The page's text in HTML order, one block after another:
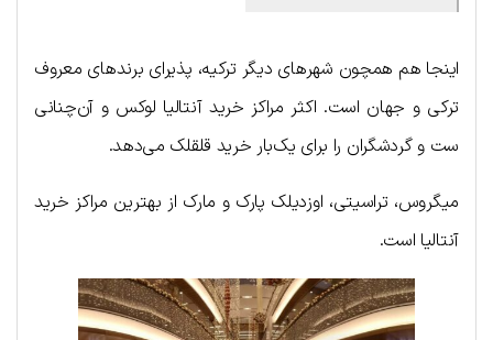
اینجا هم همچون شهرهای دیگر ترکیه، پذیرای برندهای معروف
ترکی و جهان است. اکثر مراکز خرید آنتالیا لوکس و آن‌چنانی
ست و گردشگران را برای یک‌بار خرید قلقلک می‌دهد.
میگروس، تراسیتی، اوزدیلک پارک و مارک از بهترین مراکز خرید
آنتالیا است.